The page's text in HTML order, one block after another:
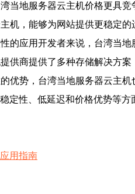
当地服务器云主机价格更具竞
机，能够为网站提供更稳定的
的应用开发者来说，台湾当地
供商提供了多种存储解决方案
优势，台湾当地服务器云主机
定性、低延迟和价格优势等
用指南